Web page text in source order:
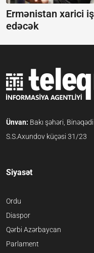
Ermənistan xarici
edəcək
Ünvan: Bakı şəhəri,
S.S.Axundov küçəsi 31/23
Siyasət
Ordu
Diaspor
Qərbi Azərbaycan
Parlament